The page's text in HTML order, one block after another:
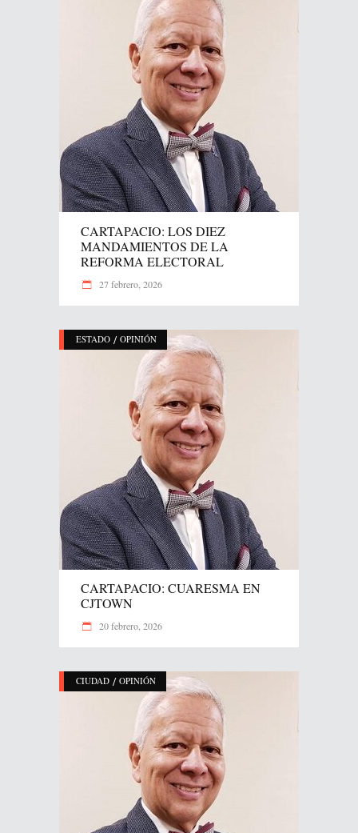
CARTAPACIO: LOS DIEZ
MANDAMIENTOS DE LA
REFORMA ELECTORAL
27 febrero, 2026
ESTADO / OPINIÓN
CARTAPACIO: CUARESMA EN
CJTOWN
20 febrero, 2026
CIUDAD / OPINIÓN